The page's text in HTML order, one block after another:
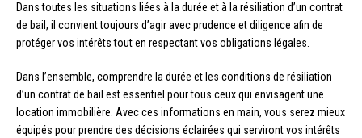
Dans toutes les situations liées à la durée et à la résiliation d’un contrat
de bail, il convient toujours d’agir avec prudence et diligence afin de
protéger vos intérêts tout en respectant vos obligations légales.
Dans l’ensemble, comprendre la durée et les conditions de résiliation
d’un contrat de bail est essentiel pour tous ceux qui envisagent une
location immobilière. Avec ces informations en main, vous serez mieux
équipés pour prendre des décisions éclairées qui serviront vos intérêts